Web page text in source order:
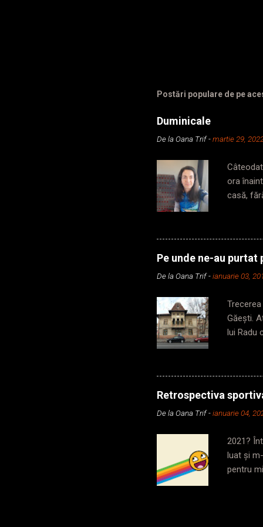
Postări populare de pe
Duminicale
De laOana Trif -martie 29,
ora
casă,
să iau
în
cabină,
zic, dar
Pe unde ne-au purtat
De laOana Trif -ianuarie 03,
Găești.
lui Radu
locuri și
orice
aflat
mai
Retrospectiva
De laOana Trif -ianuarie 04,
2021?
luat și
pentru
nimic